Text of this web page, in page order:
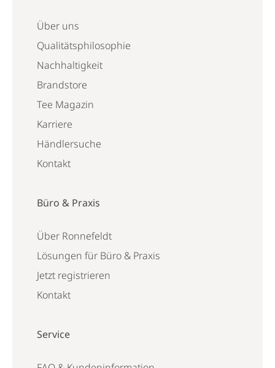
Über uns
Qualitätsphilosophie
Nachhaltigkeit
Brandstore
Tee Magazin
Karriere
Händlersuche
Kontakt
Büro & Praxis
Über Ronnefeldt
Lösungen für Büro & Praxis
Jetzt registrieren
Kontakt
Service